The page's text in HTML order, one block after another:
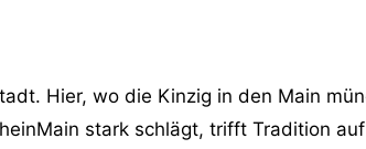
stark schlägt, trifft Tradition auf